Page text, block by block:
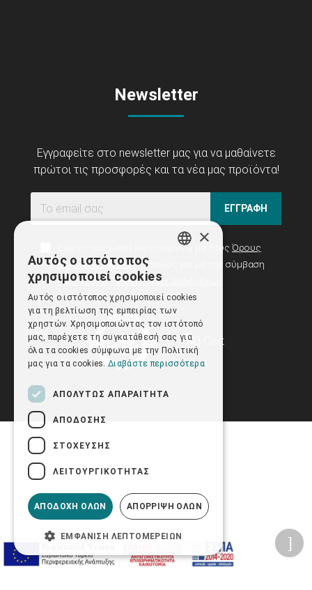
Newsletter
Εγγραφείτε στο newsletter μας για να μαθαίνετε
πρώτοι τις προσφορές και τα νέα μας προϊόντα!
ΕΓΓΡΑΦΗ
Έχω ενημερωθεί και συμφωνώ με τους Όρους
Χρήσης Ιστοσελίδαςκαθώς και με την σύμβαση
Προστασίας Προσωπικών Δεδομένων
×
Αυτός ο ιστότοπος
χρησιμοποιεί cookies
Αυτός ο ιστότοπος χρησιμοποιεί cookies
για τη βελτίωση της εμπειρίας των
χρηστών. Χρησιμοποιώντας τον ιστότοπό
μας, παρέχετε τη συγκατάθεσή σας για
όλα τα cookies σύμφωνα με την Πολιτική
μας για τα cookies. Διαβάστε περισσότερα
ΑΠΟΛΎΤΩΣ ΑΠΑΡΑΊΤΗΤΑ
ΑΠΌΔΟΣΗΣ
ΣΤΌΧΕΥΣΗΣ
ΛΕΙΤΟΥΡΓΙΚΌΤΗΤΑΣ
ΑΠΟΔΟΧΉ ΌΛΩΝ ΑΠΌΡΡΙΨΗ ΌΛΩΝ
ΕΜΦΆΝΙΣΗ ΛΕΠΤΟΜΕΡΕΙΏΝ